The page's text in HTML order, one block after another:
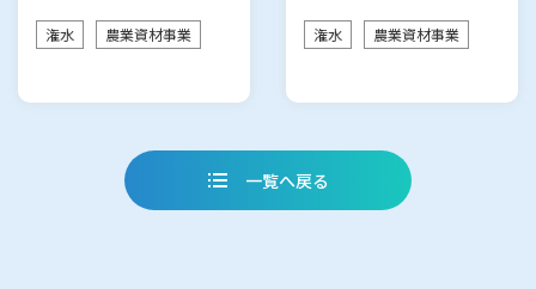
ースの引き…
潅水 農業資材事業
わかる最高…
潅水 農業資材事業
一覧へ戻る